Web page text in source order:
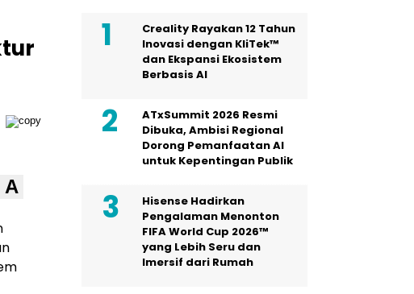
A
Creality Rayakan 12 Tahun
Inovasi dengan KliTek™
dan Ekspansi Ekosistem
Berbasis AI
ATxSummit 2026 Resmi
Dibuka, Ambisi Regional
Dorong Pemanfaatan AI
untuk Kepentingan Publik
Hisense Hadirkan
Pengalaman Menonton
FIFA World Cup 2026™
yang Lebih Seru dan
Imersif dari Rumah